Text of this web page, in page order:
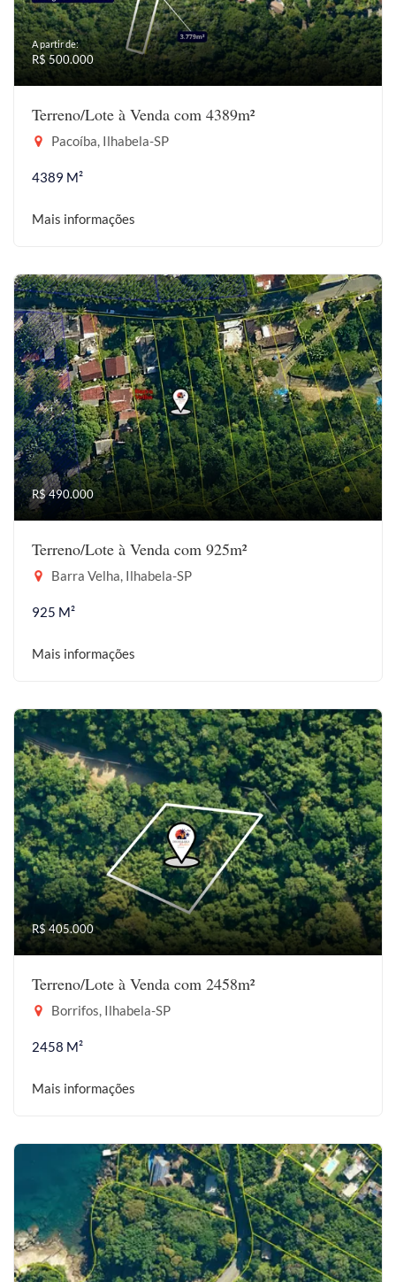
A partir de:
R$ 500.000
Terreno/Lote à Venda com 4389m²
Pacoíba, Ilhabela-SP
4389 M²
Mais informações
R$ 490.000
Terreno/Lote à Venda com 925m²
Barra Velha, Ilhabela-SP
925 M²
Mais informações
R$ 405.000
Terreno/Lote à Venda com 2458m²
Borrifos, Ilhabela-SP
2458 M²
Mais informações